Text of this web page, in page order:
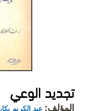
تجديد الوعي
المؤلف: عبد الكريم بكار